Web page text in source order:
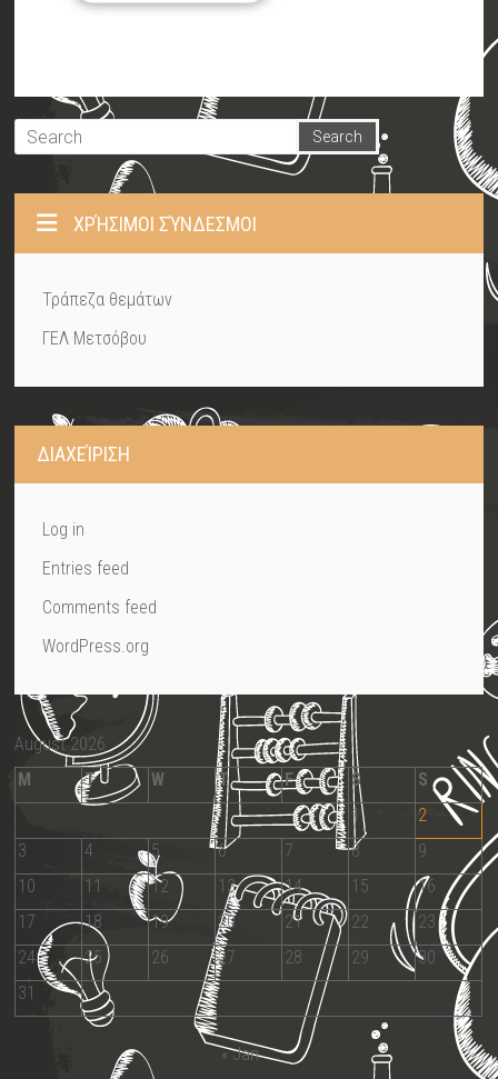
ΧΡΉΣΙΜΟΙ ΣΎΝΔΕΣΜΟΙ
Τράπεζα θεμάτων
ΓΕΛ Μετσόβου
ΔΙΑΧΕΊΡΙΣΗ
Log in
Entries feed
Comments feed
WordPress.org
August 2026
M
T W T F S
S
1
2
3
4 5 6 7 8
9
10
11 12 13 14 15
16
17
18 19 20 21 22
23
24
25 26 27 28 29
30
31
« Jan